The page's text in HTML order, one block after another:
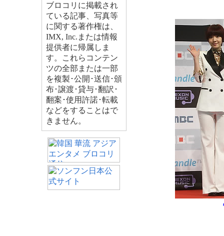
ブロコリに掲載され
ている記事、写真等
に関する著作権は、
IMX, Inc.または情報
提供者に帰属しま
す。これらコンテン
ツの全部または一部
を複製･公開･送信･頒
布･譲渡･貸与･翻訳･
翻案･使用許諾･転載
などをすることはで
きません。